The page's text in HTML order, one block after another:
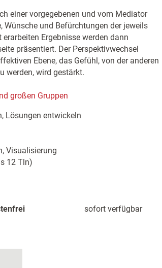
einer vorgegebenen und vom Mediator
Wünsche und Befürchtungen der jeweils
Ergebnisse werden dann
präsentiert. Der Perspektivwechsel
Ebene, das Gefühl, von der anderen
werden, wird gestärkt.
großen Gruppen
Lösungen entwickeln
Visualisierung
12 Tln)
sofort verfügbar